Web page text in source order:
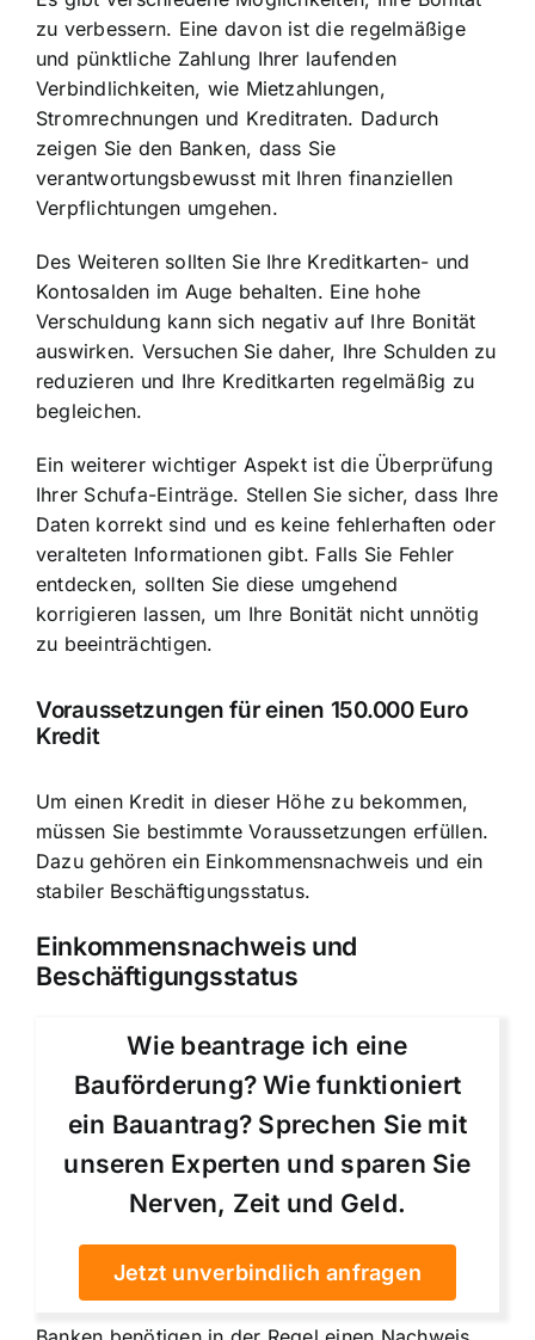
zu verbessern. Eine davon ist die regelmäßige
und pünktliche Zahlung Ihrer laufenden
Verbindlichkeiten, wie Mietzahlungen,
Stromrechnungen und Kreditraten. Dadurch
zeigen Sie den Banken, dass Sie
verantwortungsbewusst mit Ihren finanziellen
Verpflichtungen umgehen.
Des Weiteren sollten Sie Ihre Kreditkarten- und
Kontosalden im Auge behalten. Eine hohe
Verschuldung kann sich negativ auf Ihre Bonität
auswirken. Versuchen Sie daher, Ihre Schulden zu
reduzieren und Ihre Kreditkarten regelmäßig zu
begleichen.
Ein weiterer wichtiger Aspekt ist die Überprüfung
Ihrer Schufa-Einträge. Stellen Sie sicher, dass Ihre
Daten korrekt sind und es keine fehlerhaften oder
veralteten Informationen gibt. Falls Sie Fehler
entdecken, sollten Sie diese umgehend
korrigieren lassen, um Ihre Bonität nicht unnötig
zu beeinträchtigen.
Voraussetzungen für einen 150.000 Euro
Kredit
Um einen Kredit in dieser Höhe zu bekommen,
müssen Sie bestimmte Voraussetzungen erfüllen.
Dazu gehören ein Einkommensnachweis und ein
stabiler Beschäftigungsstatus.
Einkommensnachweis und
Beschäftigungsstatus
Wie beantrage ich eine
Bauförderung? Wie funktioniert
ein Bauantrag? Sprechen Sie mit
unseren Experten und sparen Sie
Nerven, Zeit und Geld.
Jetzt unverbindlich anfragen